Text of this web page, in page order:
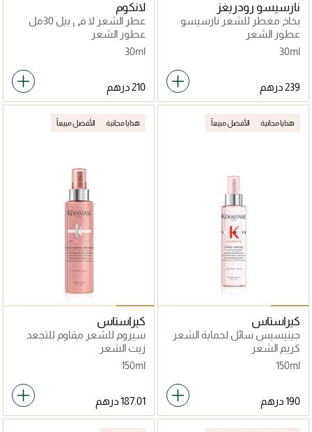
نارسيسو رودريغز
بخاخ معطر للشعر نارسيسو
30مل
عطور الشعر
30ml
لانكوم
عطر الشعر لا في بيل 30مل
عطور الشعر
30ml
هدايا مجانية الأفضل مبيعاً
كيراستاس
جينيسيس سائل لحماية الشعر
ديفينس ثيرميك 150مل
كريم الشعر
150ml
هدايا مجانية الأفضل مبيعاً
كيراستاس
سيروم للشعر مقاوم للتجعد
والأكسدة كروما آبسلو 150مل
زيت الشعر
150ml